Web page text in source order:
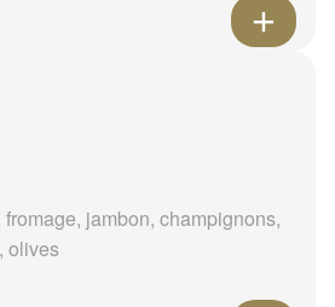
jambon, champignons,
olives